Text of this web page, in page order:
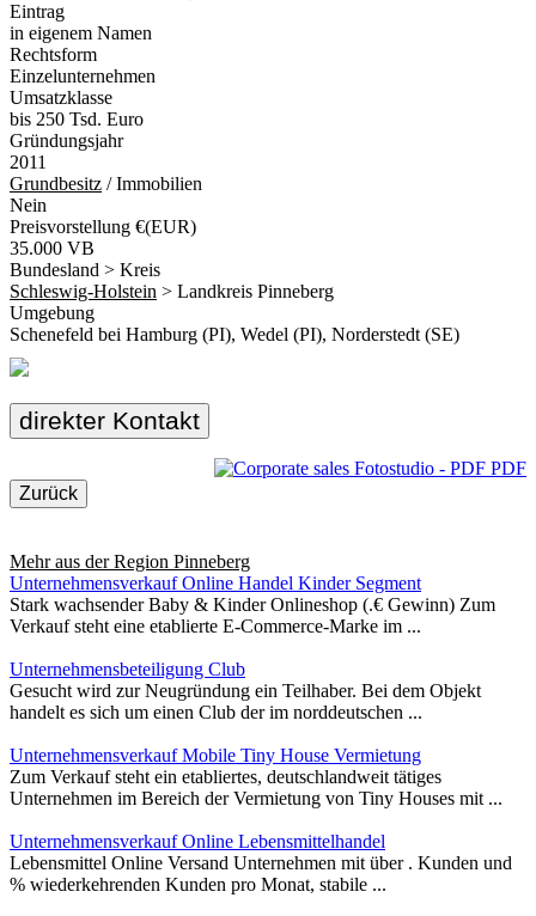
Eintrag
in eigenem Namen
Rechtsform
Einzelunternehmen
Umsatzklasse
bis 250 Tsd. Euro
Gründungsjahr
2011
Grundbesitz / Immobilien
Nein
Preisvorstellung €(EUR)
35.000 VB
Bundesland > Kreis
Schleswig-Holstein > Landkreis Pinneberg
Umgebung
Schenefeld bei Hamburg (PI), Wedel (PI), Norderstedt (SE)
direkter Kontakt
PDF
Zurück
Mehr aus der Region Pinneberg
Unternehmensverkauf Online Handel Kinder Segment
Stark wachsender Baby & Kinder Onlineshop (.€ Gewinn) Zum
Verkauf steht eine etablierte E-Commerce-Marke im ...
Unternehmensbeteiligung Club
Gesucht wird zur Neugründung ein Teilhaber. Bei dem Objekt
handelt es sich um einen Club der im norddeutschen ...
Unternehmensverkauf Mobile Tiny House Vermietung
Zum Verkauf steht ein etabliertes, deutschlandweit tätiges
Unternehmen im Bereich der Vermietung von Tiny Houses mit ...
Unternehmensverkauf Online Lebensmittelhandel
Lebensmittel Online Versand Unternehmen mit über . Kunden und
% wiederkehrenden Kunden pro Monat, stabile ...